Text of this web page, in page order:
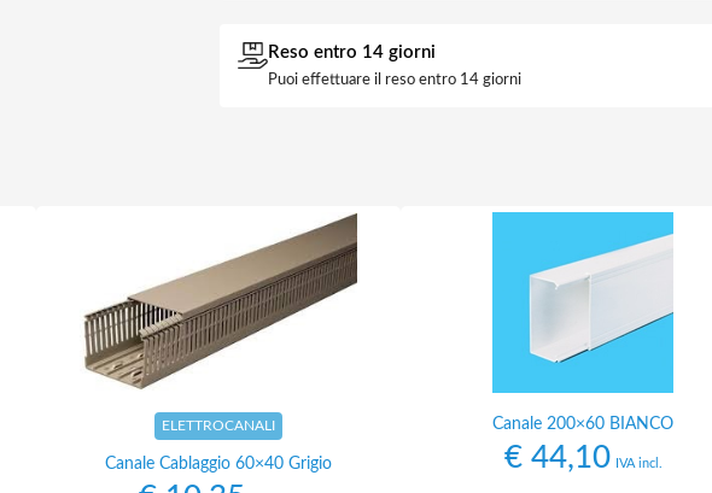
Reso entro 14 giorni
Puoi effettuare il reso entro 14 giorni
ELETTROCANALI
Canale Cablaggio 60×40 Grigio
Canale 200×60 BIANCO
€44,10 IVA incl.